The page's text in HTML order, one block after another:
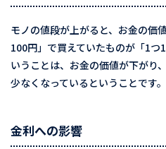
モノの値段が上がると、お金の価
100円」で買えていたものが「1つ
いうことは、お金の価値が下がり
少なくなっているということです。
金利への影響